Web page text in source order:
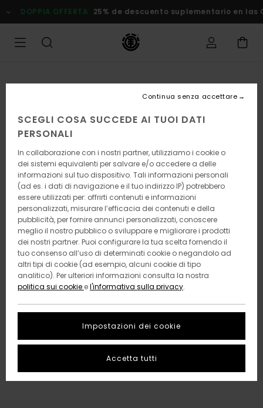
alle
informazioni
prodotto
DOPPIA OFFERTA 25% de descuento suplementario en las
SCEGLI COSA SUCCEDE AI TUOI DATI
PERSONALI
In collaborazione con i nostri partner, utilizziamo i cookie o
dei sistemi equivalenti per salvare e/o accedere a delle
informazioni sul tuo dispositivo. Tali informazioni personali
(ad es. i dati di navigazione e il tuo indirizzo IP) potrebbero
essere utilizzati per: offrirti contenuti e informazioni
personalizzati, misurare l’efficacia dei contenuti e della
pubblicità, per fornire annunci personalizzati, conoscere
meglio il nostro pubblico o sviluppare e migliorare i prodotti
dei nostri partner. Puoi configurare la tua scelta fornendo il
tuo consenso all’uso di determinati cookie o negandolo ad
altri tipi di cookie (ad esempio, alcuni cookie di tipo
analitico). Per ulteriori informazioni consulta la nostra
politica sui cookie el'informativa sulla privacy.
Impostazioni dei cookie
Continua senza accettare
Accetta tutti